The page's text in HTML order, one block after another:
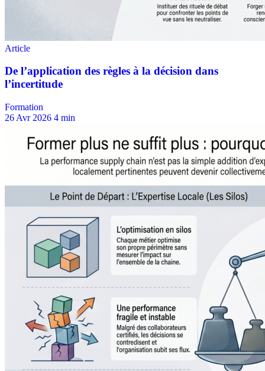
Formation
26 Avr 2026 4 min